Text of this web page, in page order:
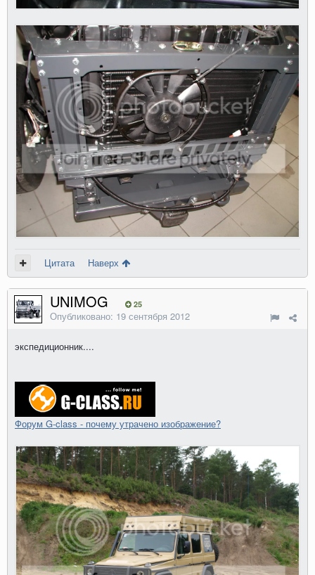
Цитата Наверх
UNIMOG 25
Опубликовано: 19 сентября 2012
экспедиционник....
Форум G-class - почему утрачено изображение?